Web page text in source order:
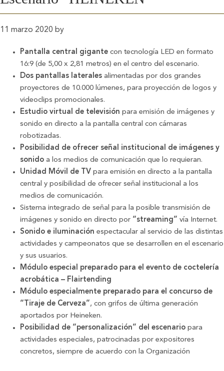
11 marzo 2020 by
Pantalla central gigante con tecnología LED en formato
16:9 (de 5,00 x 2,81 metros) en el centro del escenario.
Dos pantallas laterales alimentadas por dos grandes
proyectores de 10.000 lúmenes, para proyección de logos y
videoclips promocionales.
Estudio virtual de televisión para emisión de imágenes y
sonido en directo a la pantalla central con cámaras
robotizadas.
Posibilidad de ofrecer señal institucional de imágenes y
sonido a los medios de comunicación que lo requieran.
Unidad Móvil de TV para emisión en directo a la pantalla
central y posibilidad de ofrecer señal institucional a los
medios de comunicación.
Sistema integrado de señal para la posible transmisión de
imágenes y sonido en directo por “streaming” vía Internet.
Sonido e iluminación espectacular al servicio de las distintas
actividades y campeonatos que se desarrollen en el escenario
y sus usuarios.
Módulo especial preparado para el evento de coctelería
acrobática – Flairtending
Módulo especialmente preparado para el concurso de
“Tiraje de Cerveza” , con grifos de última generación
aportados por Heineken.
Posibilidad de “personalización” del escenario para
actividades especiales, patrocinadas por expositores
concretos, siempre de acuerdo con la Organización